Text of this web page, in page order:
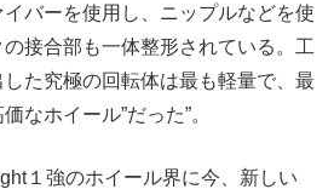
バーを使用し、ニップルなどを使
接合部も一体整形されている。工
た究極の回転体は最も軽量で、最
なホイール”だった”。
１強のホイール界に今、新しい